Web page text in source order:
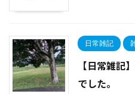
日常雑記
【日常雑記
でした。